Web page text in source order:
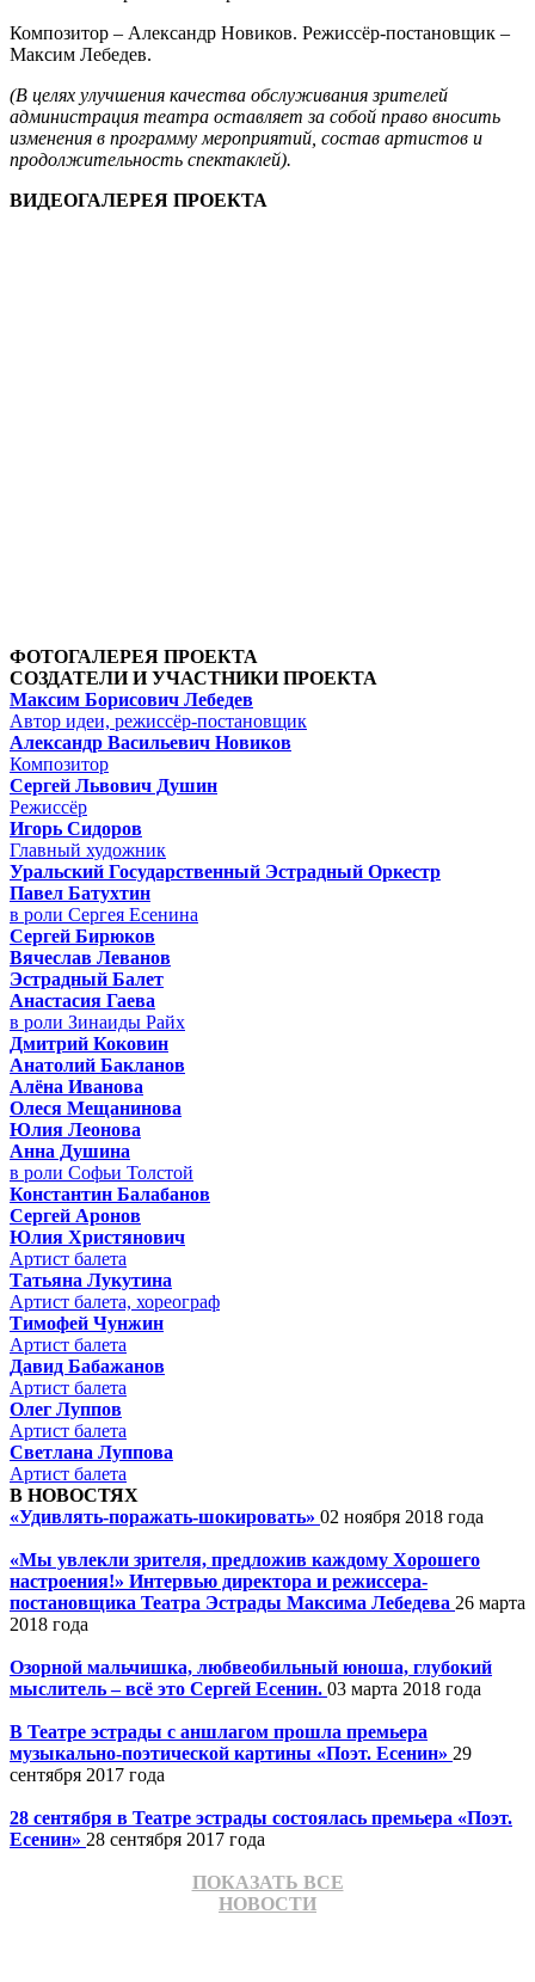
Композитор – Александр Новиков. Режиссёр-постановщик –
Максим Лебедев.
(В целях улучшения качества обслуживания зрителей
администрация театра оставляет за собой право вносить
изменения в программу мероприятий, состав артистов и
продолжительность спектаклей).
ВИДЕОГАЛЕРЕЯ ПРОЕКТА
ФОТОГАЛЕРЕЯ ПРОЕКТА
СОЗДАТЕЛИ И УЧАСТНИКИ ПРОЕКТА
Максим Борисович Лебедев
Автор идеи, режиссёр-постановщик
Александр Васильевич Новиков
Композитор
Сергей Львович Душин
Режиссёр
Игорь Сидоров
Главный художник
Уральский Государственный Эстрадный Оркестр
Павел Батухтин
в роли Сергея Есенина
Сергей Бирюков
Вячеслав Леванов
Эстрадный Балет
Анастасия Гаева
в роли Зинаиды Райх
Дмитрий Коковин
Анатолий Бакланов
Алёна Иванова
Олеся Мещанинова
Юлия Леонова
Анна Душина
в роли Софьи Толстой
Константин Балабанов
Сергей Аронов
Юлия Христянович
Артист балета
Татьяна Лукутина
Артист балета, хореограф
Тимофей Чунжин
Артист балета
Давид Бабажанов
Артист балета
Олег Луппов
Артист балета
Светлана Луппова
Артист балета
В НОВОСТЯХ
«Удивлять-поражать-шокировать» 02 ноября 2018 года
«Мы увлекли зрителя, предложив каждому Хорошего
настроения!» Интервью директора и режиссера-
постановщика Театра Эстрады Максима Лебедева 26 марта
2018 года
Озорной мальчишка, любвеобильный юноша, глубокий
мыслитель – всё это Сергей Есенин. 03 марта 2018 года
В Театре эстрады с аншлагом прошла премьера
музыкально-поэтической картины «Поэт. Есенин» 29
сентября 2017 года
28 сентября в Театре эстрады состоялась премьера «Поэт.
Есенин» 28 сентября 2017 года
В Театре эстрады состоялась долгожданная премьера
музыкально-поэтической картины «Поэт.Есенин»!
ПОКАЗАТЬ ВСЕ
НОВОСТИ